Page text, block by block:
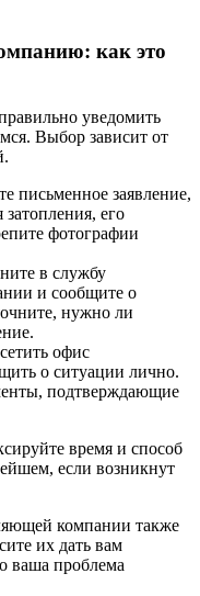
как это
уведомить
Выбор зависит от
письменное заявление,
его
фотографии
в службу
и сообщите о
нужно ли
офис
о ситуации лично.
подтверждающие
время и способ
если возникнут
компании также
их дать вам
ваша проблема